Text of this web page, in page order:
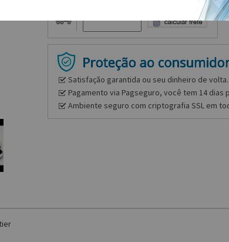
Satisfação garantida ou seu dinheiro de volta.
Pagamento via Pagseguro, você tem 14
Ambiente seguro com criptografia SSL em